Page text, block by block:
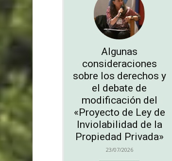
Algunas
consideraciones
sobre los derechos y
el debate de
modificación del
«Proyecto de Ley de
Inviolabilidad de la
Propiedad Privada»
23/07/2026